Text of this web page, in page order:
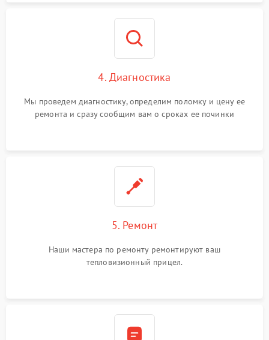
4. Диагностика
Мы проведем диагностику, определим поломку и цену ее
ремонта и сразу сообщим вам о сроках ее починки
5. Ремонт
Наши мастера по ремонту ремонтируют ваш
тепловизионный прицел.